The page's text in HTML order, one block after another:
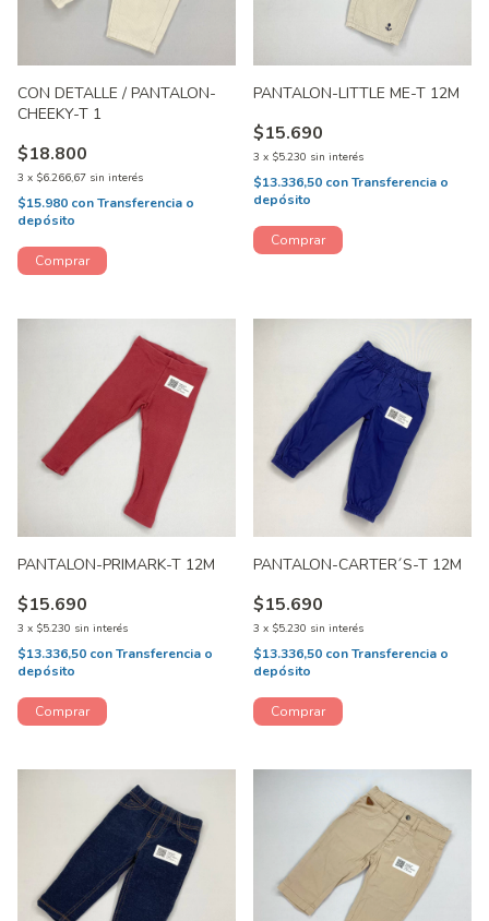
CON DETALLE / PANTALON-
CHEEKY-T 1
$18.800
3 x $6.266,67 sin interés
$15.980 conTransferencia o
depósito
PANTALON-LITTLE ME-T 12M
$15.690
3 x $5.230 sin interés
$13.336,50 conTransferencia o
depósito
PANTALON-PRIMARK-T 12M
$15.690
3 x $5.230 sin interés
$13.336,50 conTransferencia o
depósito
PANTALON-CARTER´S-T 12M
$15.690
3 x $5.230 sin interés
$13.336,50 conTransferencia o
depósito